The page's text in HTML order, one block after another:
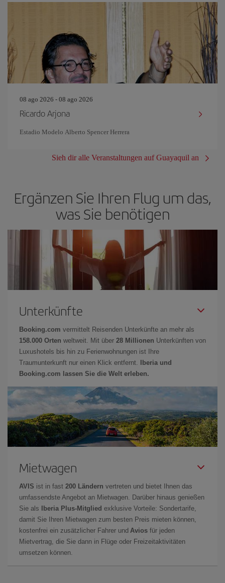
08 ago 2026 - 08 ago 2026
Ricardo Arjona
Estadio Modelo Alberto Spencer Herrera
Sieh dir alle Veranstaltungen auf Guayaquil an
Ergänzen Sie Ihren Flug um das,
was Sie benötigen
Unterkünfte
Booking.com vermittelt Reisenden Unterkünfte an mehr als
158.000 Orten weltweit. Mit über 28 Millionen Unterkünften von
Luxushotels bis hin zu Ferienwohnungen ist Ihre
Traumunterkunft nur einen Klick entfernt.
Iberia und
Booking.com lassen Sie die Welt erleben.
Mietwagen
AVIS ist in fast 200 Ländern vertreten und bietet Ihnen das
umfassendste Angebot an Mietwagen. Darüber hinaus genießen
Sie als
Iberia Plus-Mitglied exklusive Vorteile: Sondertarife,
damit Sie Ihren Mietwagen zum besten Preis mieten können,
kostenfrei ein zusätzlicher Fahrer und Avios für jeden
Mietvertrag, die Sie dann in Flüge oder Freizeitaktivitäten
umsetzen können.